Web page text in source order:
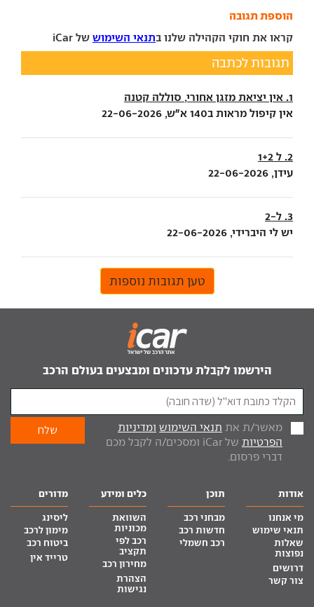
הוספת תגובה
קראו את חוקי הקהילה שלנו בתנאי השימוש של iCar
תגובות לכתבה
1. אין יציאת מזגן אחורי, סוללה קטנה
אין קיפול מראות ב140 א"ש, 22-06-2026
2. ל 1+2
עידן, 22-06-2026
3. ל-2
יש לי היברידי, 22-06-2026
טען תגובות נוספות
הירשמו לקבלת עדכונים ומבצעים בעולם הרכב
מאשר/ת את תנאי השימוש ומדיניות
הפרטיות
של iCar ומסכים/ה לקבל מכם
דברי פרסום.
אודות
מי אנחנו
תנאי שימוש
שאלות
נפוצות
דרושים
צור קשר
תוכן
מבחני רכב
חדשות רכב
רכב חשמלי
כלים ומידע
השוואת
מכוניות
רכב לפי
תקציב
מחירון רכב
הצהרת
נגישות
מדורים
ליסינג
מימון לרכב
ביטוח רכב
טרייד אין